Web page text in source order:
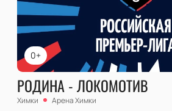
0+
РОДИНА - ЛОКОМОТИВ
Химки Арена Химки